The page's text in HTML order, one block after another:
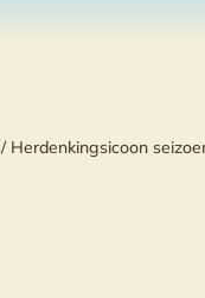
/ Herdenkingsicoon